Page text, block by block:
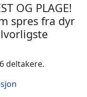
OG PLAGE!
spres fra dyr
deltakere.